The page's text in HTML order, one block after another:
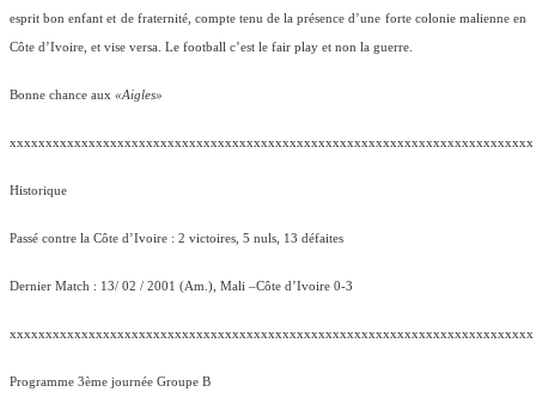
esprit bon enfant et de fraternité, compte tenu de la présence d’une forte colonie malienne en
Côte d’Ivoire, et vise versa. Le football c’est le fair play et non la guerre.
Bonne chance aux «Aigles»
xxxxxxxxxxxxxxxxxxxxxxxxxxxxxxxxxxxxxxxxxxxxxxxxxxxxxxxxxxxxxxxxxxxxxxxxx
Historique
Passé contre la Côte d’Ivoire : 2 victoires, 5 nuls, 13 défaites
Dernier Match : 13/ 02 / 2001 (Am.), Mali –Côte d’Ivoire 0-3
xxxxxxxxxxxxxxxxxxxxxxxxxxxxxxxxxxxxxxxxxxxxxxxxxxxxxxxxxxxxxxxxxxxxxxxxx
Programme 3ème journée Groupe B